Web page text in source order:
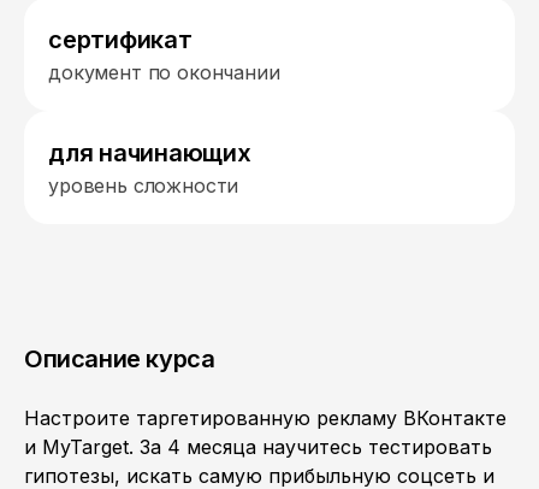
сертификат
документ по окончании
для начинающих
уровень сложности
Описание курса
Настроите таргетированную рекламу ВКонтакте
и MyTarget. За 4 месяца научитесь тестировать
гипотезы, искать самую прибыльную соцсеть и